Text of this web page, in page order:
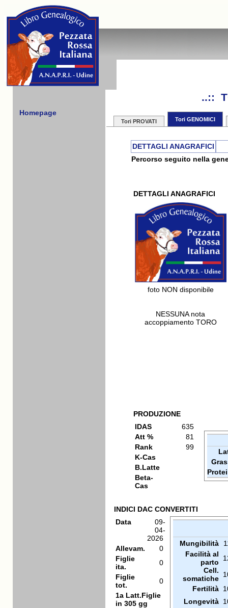
Homepage
..::
Tori PROVATI Tori GENOMICI
DETTAGLI ANAGRAFICI
Percorso seguito nella
DETTAGLI ANAGRAFICI
foto NON disponibile
NESSUNA nota
accoppiamento TORO
PRODUZIONE
IDAS
635
Att %
81
Rank
99
K-Cas
B.Latte
Beta-
Cas
INDICI DAC CONVERTITI
Data
09-
04-
2026
Allevam.
0
Figlie
ita.
0
Figlie
tot.
0
1a Latt.Figlie
in 305 gg
Mungibilità
Facilità al
parto
Cell.
somatiche
Fertilità
Longevità